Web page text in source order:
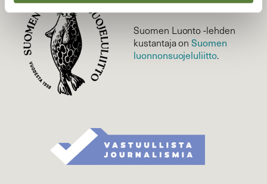
SUOJELU­LIITTO
Suomen Luonto -lehden
kustantaja onSuomen
luonnonsuojelu­liitto.